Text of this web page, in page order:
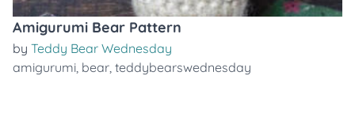
Amigurumi Bear Pattern
by Teddy Bear Wednesday
amigurumi, bear, teddybearswednesday